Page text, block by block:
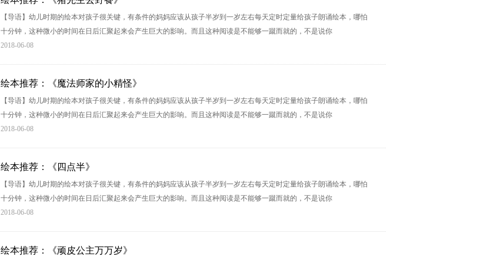
【导语】幼儿时期的绘本对孩子很关键，有条件的妈妈应该从孩子半岁到一岁左右每天定时定量给孩子朗诵绘本，哪怕
十分钟，这种微小的时间在日后汇聚起来会产生巨大的影响。而且这种阅读是不能够一蹴而就的，不是说你
2018-06-08
绘本推荐：《魔法师家的小精怪》
【导语】幼儿时期的绘本对孩子很关键，有条件的妈妈应该从孩子半岁到一岁左右每天定时定量给孩子朗诵绘本，哪怕
十分钟，这种微小的时间在日后汇聚起来会产生巨大的影响。而且这种阅读是不能够一蹴而就的，不是说你
2018-06-08
绘本推荐：《四点半》
【导语】幼儿时期的绘本对孩子很关键，有条件的妈妈应该从孩子半岁到一岁左右每天定时定量给孩子朗诵绘本，哪怕
十分钟，这种微小的时间在日后汇聚起来会产生巨大的影响。而且这种阅读是不能够一蹴而就的，不是说你
2018-06-08
绘本推荐：《顽皮公主万万岁》